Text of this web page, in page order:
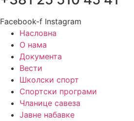
Facebook-f Instagram
Насловна
О нама
Документа
Вести
Школски спорт
Спортски програми
Чланице савеза
Јавне набавке